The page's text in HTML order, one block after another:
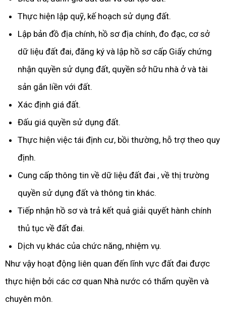
Thực hiện lập quỹ, kế hoạch sử dụng đất.
Lập bản đồ địa chính, hồ sơ địa chính, đo đạc, cơ sở
dữ liệu đất đai, đăng ký và lập hồ sơ cấp Giấy chứng
nhận quyền sử dụng đất, quyền sở hữu nhà ở và tài
sản gắn liền với đất.
Xác định giá đất.
Đấu giá quyền sử dụng đất.
Thực hiện việc tái định cư, bồi thường, hỗ trợ theo quy
định.
Cung cấp thông tin về dữ liệu đất đai , về thị trường
quyền sử dụng đất và thông tin khác.
Tiếp nhận hồ sơ và trả kết quả giải quyết hành chính
thủ tục về đất đai.
Dịch vụ khác của chức năng, nhiệm vụ.
Như vậy hoạt động liên quan đến lĩnh vực đất đai được
thực hiện bởi các cơ quan Nhà nước có thẩm quyền và
chuyên môn.